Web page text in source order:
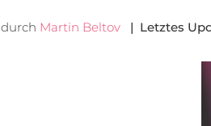
durch Martin Beltov | Letztes